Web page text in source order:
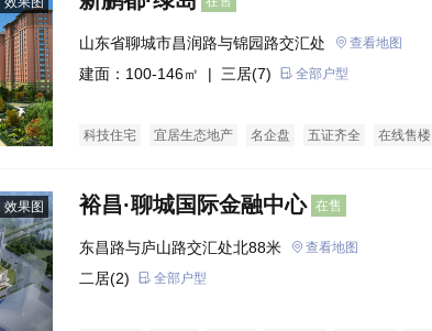
山东省聊城市昌润路与锦园路交汇处 查看地图
建面：100-146㎡ | 三居(7) 全部户型
科技住宅 宜居生态地产 名企盘 五证齐全 在线售楼
效果图 裕昌·聊城国际金融中心 在售
东昌路与庐山路交汇处北88米 查看地图
二居(2) 全部户型